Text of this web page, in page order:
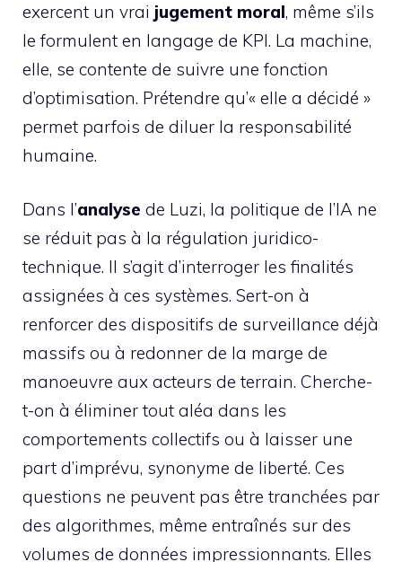
exercent un vrai jugement moral, même s’ils
le formulent en langage de KPI. La machine,
elle, se contente de suivre une fonction
d’optimisation. Prétendre qu’« elle a décidé »
permet parfois de diluer la responsabilité
humaine.
Dans l’analyse de Luzi, la politique de l’IA ne
se réduit pas à la régulation juridico-
technique. Il s’agit d’interroger les finalités
assignées à ces systèmes. Sert-on à
renforcer des dispositifs de surveillance déjà
massifs ou à redonner de la marge de
manoeuvre aux acteurs de terrain. Cherche-
t-on à éliminer tout aléa dans les
comportements collectifs ou à laisser une
part d’imprévu, synonyme de liberté. Ces
questions ne peuvent pas être tranchées par
des algorithmes, même entraînés sur des
volumes de données impressionnants. Elles